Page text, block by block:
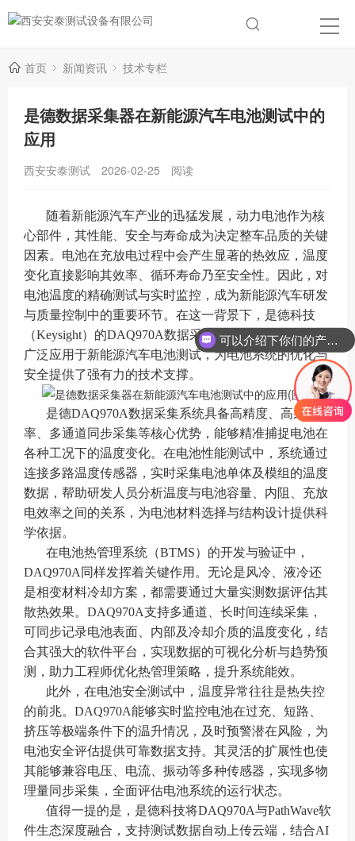
首页 新闻资讯 技术专栏
是德数据采集器在新能源汽车电池测试中的
应用
西安安泰测试 2026-02-25 阅读
随着新能源汽车产业的迅猛发展，动力电池作为核
心部件，其性能、安全与寿命成为决定整车品质的关键
因素。电池在充放电过程中会产生显著的热效应，温度
变化直接影响其效率、循环寿命乃至安全性。因此，对
电池温度的精确测试与实时监控，成为新能源汽车研发
与质量控制中的重要环节。在这一背景下，是德科技
（Keysight）的DAQ970A数据采集器凭借其卓越性能，
广泛应用于新能源汽车电池测试，为电池系统的优化与
安全提供了强有力的技术支撑。
是德DAQ970A数据采集系统具备高精度、高采样
率、多通道同步采集等核心优势，能够精准捕捉电池在
各种工况下的温度变化。在电池性能测试中，系统通过
连接多路温度传感器，实时采集电池单体及模组的温度
数据，帮助研发人员分析温度与电池容量、内阻、充放
电效率之间的关系，为电池材料选择与结构设计提供科
学依据。
在电池热管理系统（BTMS）的开发与验证中，
DAQ970A同样发挥着关键作用。无论是风冷、液冷还
是相变材料冷却方案，都需要通过大量实测数据评估其
散热效果。DAQ970A支持多通道、长时间连续采集，
可同步记录电池表面、内部及冷却介质的温度变化，结
合其强大的软件平台，实现数据的可视化分析与趋势预
测，助力工程师优化热管理策略，提升系统能效。
此外，在电池安全测试中，温度异常往往是热失控
的前兆。DAQ970A能够实时监控电池在过充、短路、
挤压等极端条件下的温升情况，及时预警潜在风险，为
电池安全评估提供可靠数据支持。其灵活的扩展性也使
其能够兼容电压、电流、振动等多种传感器，实现多物
理量同步采集，全面评估电池系统的运行状态。
值得一提的是，是德科技将DAQ970A与PathWave软
件生态深度融合，支持测试数据自动上传云端，结合AI
可以介绍下你们的产品么？